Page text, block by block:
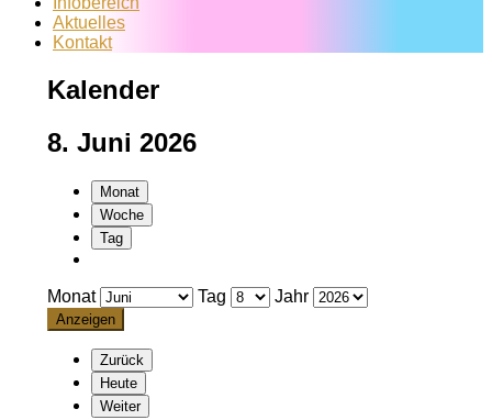
Aktuelles
Kontakt
Kalender
8. Juni 2026
Monat
Woche
Tag
Monat Tag Jahr
Zurück
Heute
Weiter